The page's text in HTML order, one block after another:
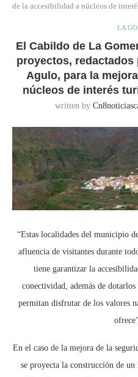
de la accesibilidad a núcleos de
LA
El Cabildo de La
proyectos, redactados
Agulo, para la
núcleos de interés
written by
“Estas localidades del municipio
afluencia de visitantes durante
tiene garantizar la
conectividad, además de
permitan disfrutar de los valores
En el caso de la mejora de la
se proyecta la construcción de